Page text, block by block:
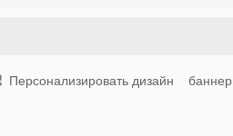
Персонализировать дизайн баннер